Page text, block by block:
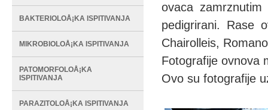
BAKTERIOLOÅ¡KA ISPITIVANJA
MIKROBIOLOÅ¡KA ISPITIVANJA
PATOMORFOLOÅ¡KA
ISPITIVANJA
PARAZITOLOÅ¡KA ISPITIVANJA
ovaca
pedigrirani. Rase
Chairolleis,
Fotografije ovnova
Ovo su fotografije